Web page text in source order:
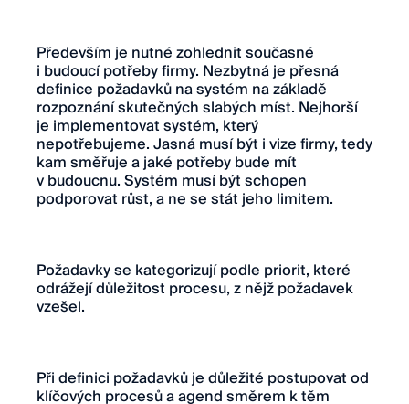
Především je nutné zohlednit současné
i budoucí potřeby firmy. Nezbytná je přesná
definice požadavků na systém na základě
rozpoznání skutečných slabých míst. Nejhorší
je implementovat systém, který
nepotřebujeme. Jasná musí být i vize firmy, tedy
kam směřuje a jaké potřeby bude mít
v budoucnu. Systém musí být schopen
podporovat růst, a ne se stát jeho limitem.
Požadavky se kategorizují podle priorit, které
odrážejí důležitost procesu, z nějž požadavek
vzešel.
Při definici požadavků je důležité postupovat od
klíčových procesů a agend směrem k těm